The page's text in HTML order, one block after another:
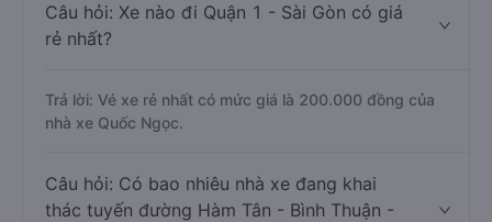
Câu hỏi: Xe nào đi Quận 1 - Sài Gòn có giá
rẻ nhất?
Trả lời: Vé xe rẻ nhất có mức giá là 200.000 đồng của
nhà xe Quốc Ngọc.
Câu hỏi: Có bao nhiêu nhà xe đang khai
thác tuyến đường Hàm Tân - Bình Thuận -